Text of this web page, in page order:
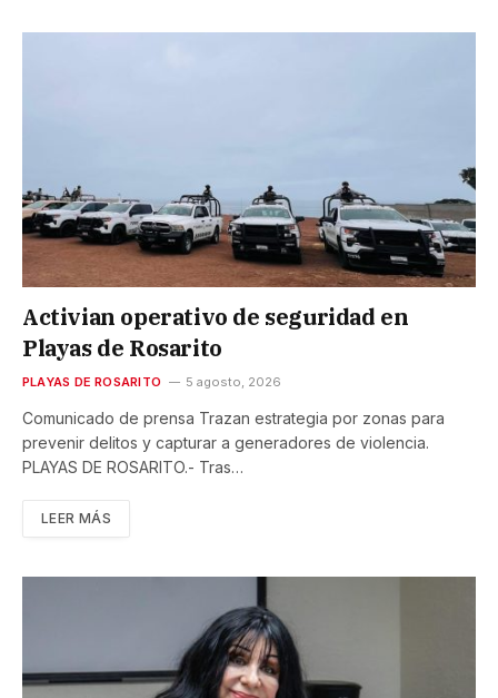
Activian operativo de seguridad en
Playas de Rosarito
PLAYAS DE ROSARITO 5 agosto, 2026
Comunicado de prensa Trazan estrategia por zonas para
prevenir delitos y capturar a generadores de violencia.
PLAYAS DE ROSARITO.- Tras…
LEER MÁS